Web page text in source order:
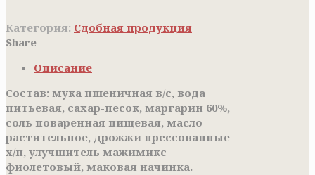
Категория: Сдобная продукция
Share
Описание
Состав: мука пшеничная в/с, вода
питьевая, сахар-песок, маргарин 60%,
соль поваренная пищевая, масло
растительное, дрожжи прессованные
х/п, улучшитель мажимикс
фиолетовый, маковая начинка.